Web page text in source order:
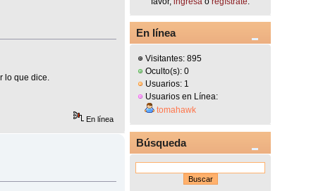
lo que dice.
En línea
En línea
Visitantes: 895
Oculto(s): 0
Usuarios: 1
Usuarios en Línea:
tomahawk
Búsqueda